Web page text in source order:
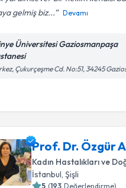
gelmiş biz...
Devamı
Üniversitesi Gaziosmanpaşa
Çukurçeşme Cd. No:51, 34245
Prof. Dr. Özgür
Kadın Hastalıkları ve
İstanbul , Şişli
5 (193 Değerlendirme)